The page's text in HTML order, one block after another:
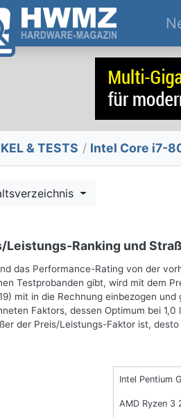
& TESTS / Intel Core i7-
Leistungs-Ranking und
das Performance-Rating von der
Testprobanden gibt, wird mit dem
mit in die Rechnung einbezogen
Faktors, dessen Optimum bei
der Preis/Leistungs-Faktor ist,
Intel Pentium
AMD Ryzen 3